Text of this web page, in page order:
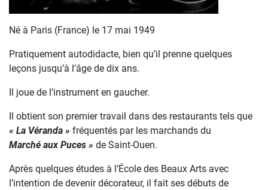
Né à Paris (France) le 17 mai 1949
Pratiquement autodidacte, bien qu’il prenne quelques
leçons jusqu’à l’âge de dix ans.
Il joue de l’instrument en gaucher.
Il obtient son premier travail dans des restaurants tels que
« La Véranda » fréquentés par les marchands du
Marché aux Puces » de Saint-Ouen.
Après quelques études à l’École des Beaux Arts avec
l’intention de devenir décorateur, il fait ses débuts de